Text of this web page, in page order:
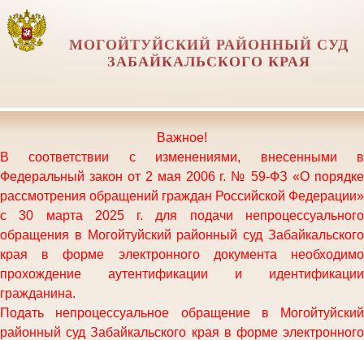
МОГОЙТУЙСКИЙ РАЙОННЫЙ СУД
ЗАБАЙКАЛЬСКОГО КРАЯ
Важное!
В соответствии с изменениями, внесенными в
Федеральный закон от 2 мая 2006 г. № 59-ФЗ «О порядке
рассмотрения обращений граждан Российской Федерации»
с 30 марта 2025 г. для подачи непроцессуального
обращения в Могойтуйский районный суд Забайкальского
края в форме электронного документа необходимо
прохождение аутентификации и идентификации
гражданина.
Подать непроцессуальное обращение в
Могойтуйский
районный суд Забайкальского края в форме электронного